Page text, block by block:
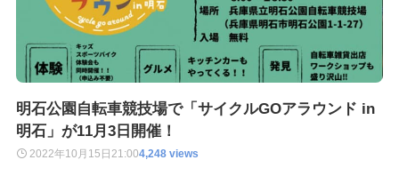
明石公園自転車競技場で「サイクルGOアラウンド in
明石」が11月3日開催！
2022年10月15日 21:004,248 views